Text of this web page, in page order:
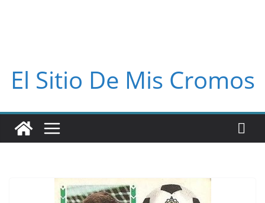
El Sitio De Mis Cromos